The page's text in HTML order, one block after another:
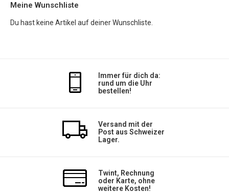
Meine Wunschliste
Du hast keine Artikel auf deiner Wunschliste.
Immer für dich da:
rund um die Uhr
bestellen!
Versand mit der
Post aus Schweizer
Lager.
Twint, Rechnung
oder Karte, ohne
weitere Kosten!